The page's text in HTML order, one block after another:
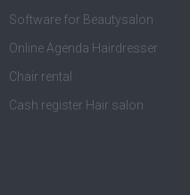
Software for Beautysalon
Online Agenda Hairdresser
Chair rental
Cash register Hair salon